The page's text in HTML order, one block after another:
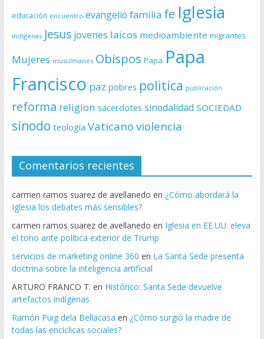
educación encuentro evangelio familia fe Iglesia
indígenas Jesus jovenes laicos medioambiente migrantes
Mujeres musulmanes Obispos Papa Papa
Francisco paz pobres politica publicación
reforma religion sacerdotes sinodalidad SOCIEDAD
sínodo teología Vaticano violencia
Comentarios recientes
carmen ramos suarez de avellanedo en ¿Cómo abordará la
Iglesia los debates más sensibles?
carmen ramos suarez de avellanedo en Iglesia en EE.UU. eleva
el tono ante política exterior de Trump
servicios de marketing online 360 en La Santa Sede presenta
doctrina sobre la inteligencia artificial
ARTURO FRANCO T. en Histórico: Santa Sede devuelve
artefactos indígenas
Ramón Puig dela Bellacasa en ¿Cómo surgió la madre de
todas las encíclicas sociales?